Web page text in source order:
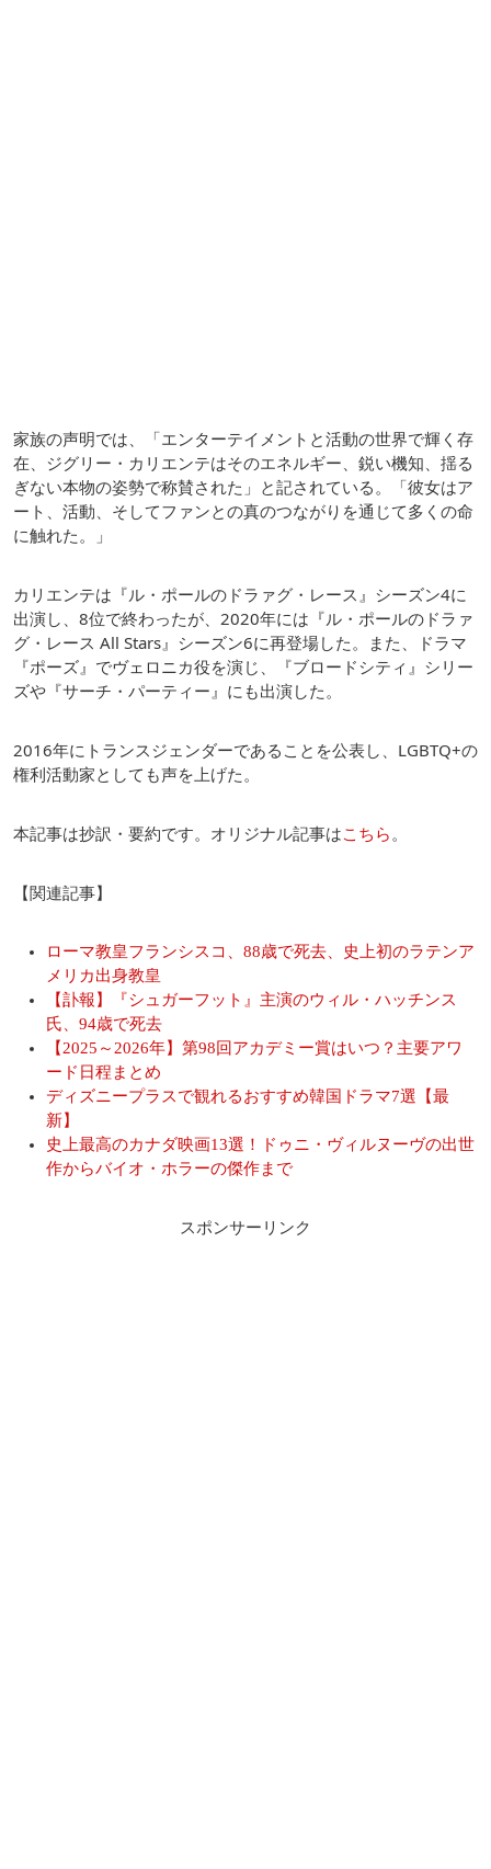
家族の声明では、「エンターテイメントと活動の世界で輝く存
在、ジグリー・カリエンテはそのエネルギー、鋭い機知、揺る
ぎない本物の姿勢で称賛された」と記されている。「彼女はア
ート、活動、そしてファンとの真のつながりを通じて多くの命
に触れた。」
カリエンテは『ル・ポールのドラァグ・レース』シーズン4に
出演し、8位で終わったが、2020年には『ル・ポールのドラァ
グ・レース All Stars』シーズン6に再登場した。また、ドラマ
『ポーズ』でヴェロニカ役を演じ、『ブロードシティ』シリー
ズや『サーチ・パーティー』にも出演した。
2016年にトランスジェンダーであることを公表し、LGBTQ+の
権利活動家としても声を上げた。
本記事は抄訳・要約です。オリジナル記事はこちら 。
【関連記事】
ローマ教皇フランシスコ、88歳で死去、史上初のラテンア
メリカ出身教皇
【訃報】『シュガーフット』主演のウィル・ハッチンス
氏、94歳で死去
【2025～2026年】第98回アカデミー賞はいつ？主要アワ
ード日程まとめ
ディズニープラスで観れるおすすめ韓国ドラマ7選【最
新】
史上最高のカナダ映画13選！ドゥニ・ヴィルヌーヴの出世
作からバイオ・ホラーの傑作まで
スポンサーリンク